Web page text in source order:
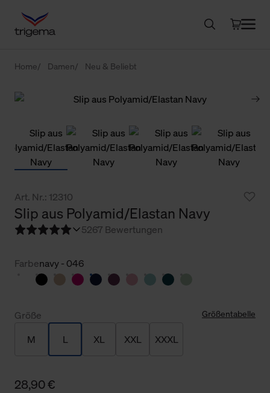
Home Damen Neu & Beliebt
Art. Nr.: 12310
Slip aus Polyamid/Elastan Navy
5267 Bewertungen
Farbenavy - 046
Größe Größentabelle
M L XL XXL XXXL
28,90 €